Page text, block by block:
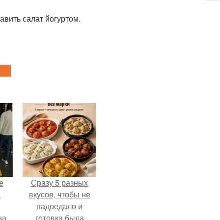
салат йогуртом.
Сразу 5 разных
вкусов, чтобы не
надоедало и